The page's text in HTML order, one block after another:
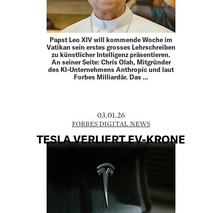
Papst Leo XIV will kommende Woche im
Vatikan sein erstes grosses Lehrschreiben
zu künstlicher Intelligenz präsentieren.
An seiner Seite: Chris Olah, Mitgründer
des KI-Unternehmens Anthropic und laut
Forbes Milliardär. Das …
03.01.26
FORBES DIGITAL NEWS
TESLA VERLIERT EV-KRONE